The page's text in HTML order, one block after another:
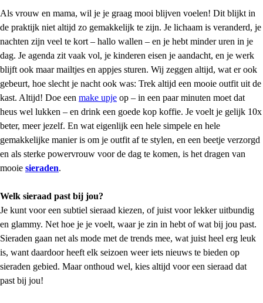
Als vrouw en mama, wil je je graag mooi blijven voelen! Dit blijkt in
de praktijk niet altijd zo gemakkelijk te zijn. Je lichaam is veranderd, je
nachten zijn veel te kort – hallo wallen – en je hebt minder uren in je
dag. Je agenda zit vaak vol, je kinderen eisen je aandacht, en je werk
blijft ook maar mailtjes en appjes sturen. Wij zeggen altijd, wat er ook
gebeurt, hoe slecht je nacht ook was: Trek altijd een mooie outfit uit de
kast. Altijd! Doe een make upje op – in een paar minuten moet dat
heus wel lukken – en drink een goede kop koffie. Je voelt je gelijk 10x
beter, meer jezelf. En wat eigenlijk een hele simpele en hele
gemakkelijke manier is om je outfit af te stylen, en een beetje verzorgd
en als sterke powervrouw voor de dag te komen, is het dragen van
mooie sieraden.
Welk sieraad past bij jou?
Je kunt voor een subtiel sieraad kiezen, of juist voor lekker uitbundig
en glammy. Net hoe je je voelt, waar je zin in hebt of wat bij jou past.
Sieraden gaan net als mode met de trends mee, wat juist heel erg leuk
is, want daardoor heeft elk seizoen weer iets nieuws te bieden op
sieraden gebied. Maar onthoud wel, kies altijd voor een sieraad dat
past bij jou!